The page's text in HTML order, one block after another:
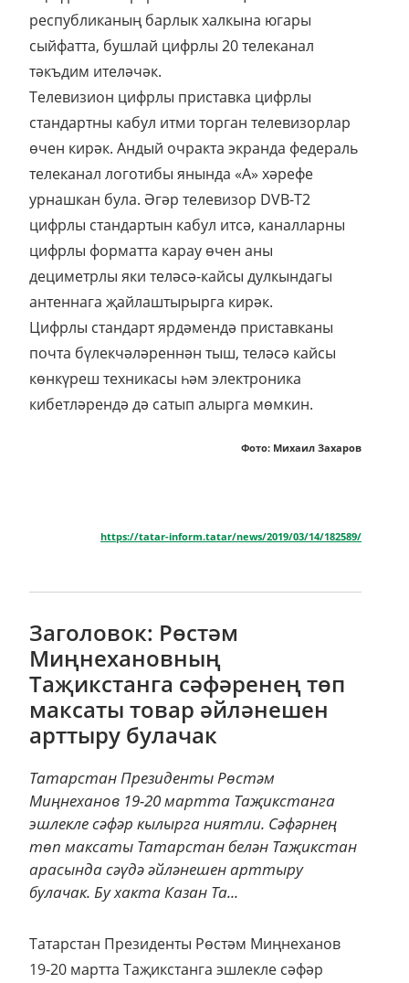
республиканың барлык халкына югары
сыйфатта, бушлай цифрлы 20 телеканал
тәкъдим ителәчәк.
Телевизион цифрлы приставка цифрлы
стандартны кабул итми торган телевизорлар
өчен кирәк. Андый очракта экранда федераль
телеканал логотибы янында «А» хәрефе
урнашкан була. Әгәр телевизор DVB-Т2
цифрлы стандартын кабул итсә, каналларны
цифрлы форматта карау өчен аны
дециметрлы яки теләсә-кайсы дулкындагы
антеннага җайлаштырырга кирәк.
Цифрлы стандарт ярдәмендә приставканы
почта бүлекчәләреннән тыш, теләсә кайсы
көнкүреш техникасы һәм электроника
кибетләрендә дә сатып алырга мөмкин.
Фото: Михаил Захаров
https://tatar-inform.tatar/news/2019/03/14/182589/
Заголовок: Рөстәм
Миңнехановның
Таҗикстанга сәфәренең төп
максаты товар әйләнешен
арттыру булачак
Татарстан Президенты Рөстәм
Миңнеханов 19-20 мартта Таҗикстанга
эшлекле сәфәр кылырга ниятли. Сәфәрнең
төп максаты Татарстан белән Таҗикстан
арасында сәүдә әйләнешен арттыру
булачак. Бу хакта Казан Та...
Татарстан Президенты Рөстәм Миңнеханов
19-20 мартта Таҗикстанга эшлекле сәфәр